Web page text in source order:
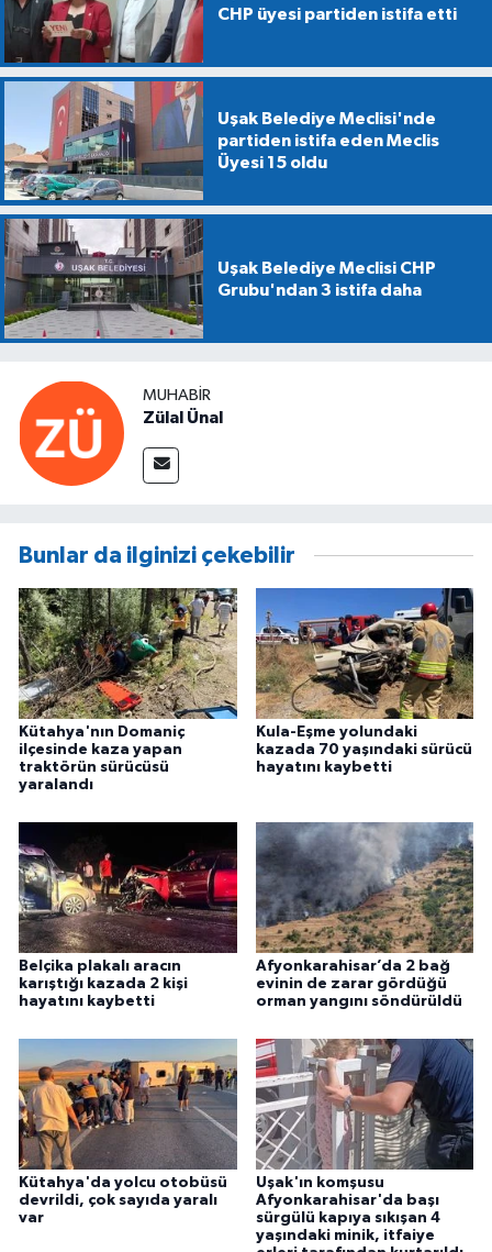
CHP üyesi partiden istifa etti
Uşak Belediye Meclisi'nde
partiden istifa eden Meclis
Üyesi 15 oldu
Uşak Belediye Meclisi CHP
Grubu'ndan 3 istifa daha
MUHABIR
Zülal Ünal
Bunlar da ilginizi çekebilir
Kütahya'nın Domaniç
ilçesinde kaza yapan
traktörün sürücüsü
yaralandı
Kula-Eşme yolundaki
kazada 70 yaşındaki sürücü
hayatını kaybetti
Belçika plakalı aracın
karıştığı kazada 2 kişi
hayatını kaybetti
Afyonkarahisar’da 2 bağ
evinin de zarar gördüğü
orman yangını söndürüldü
Kütahya'da yolcu otobüsü
devrildi, çok sayıda yaralı
var
Uşak'ın komşusu
Afyonkarahisar'da başı
sürgülü kapıya sıkışan 4
yaşındaki minik, itfaiye